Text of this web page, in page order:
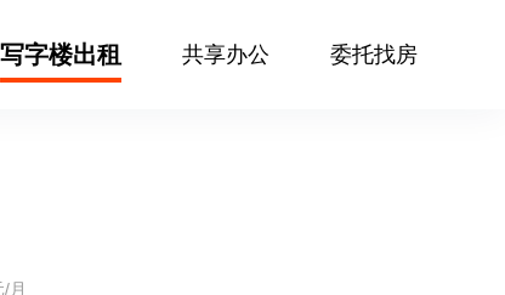
写字楼出租 共享办公 委托找房
/月